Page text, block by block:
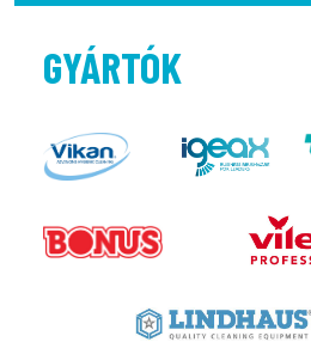
GYÁRTÓK